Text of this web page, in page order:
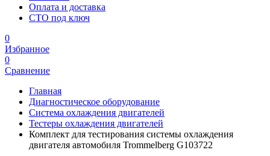
Оплата и доставка
СТО под ключ
0
Избранное
0
Сравнение
Главная
Диагностическое оборудование
Система охлаждения двигателей
Тестеры охлаждения двигателей
Комплект для тестирования системы охлаждения
двигателя автомобиля Trommelberg G103722